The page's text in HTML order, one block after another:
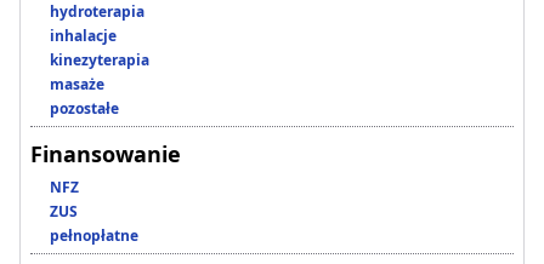
hydroterapia
inhalacje
kinezyterapia
masaże
pozostałe
Finansowanie
NFZ
ZUS
pełnopłatne